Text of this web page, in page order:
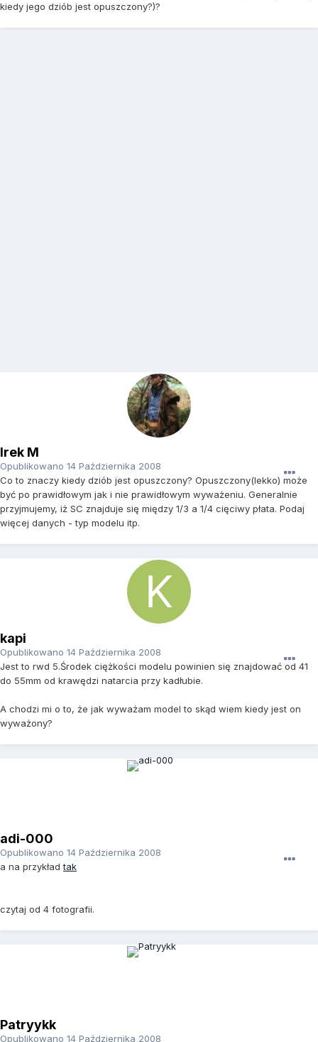
kiedy jego dziób jest opuszczony?)?
Irek M
Opublikowano 14 Października 2008
Co to znaczy kiedy dziób jest opuszczony? Opuszczony(lekko) może
być po prawidłowym jak i nie prawidłowym wyważeniu. Generalnie
przyjmujemy, iż SC znajduje się między 1/3 a 1/4 cięciwy płata. Podaj
więcej danych - typ modelu itp.
kapi
Opublikowano 14 Października 2008
Jest to rwd 5.Środek ciężkości modelu powinien się znajdować od 41
do 55mm od krawędzi natarcia przy kadłubie.
A chodzi mi o to, że jak wyważam model to skąd wiem kiedy jest on
wyważony?
adi-000
Opublikowano 14 Października 2008
a na przykładtak
czytaj od 4 fotografii.
Patryykk
Opublikowano 14 Października 2008